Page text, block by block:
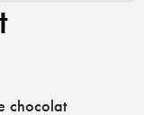
chocolat